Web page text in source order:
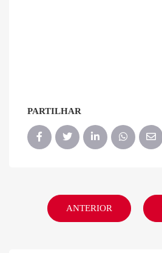
PARTILHAR
ANTERIOR